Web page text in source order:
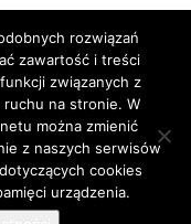
Kariera Regulamin
rozwiązań
zawartość i treści
związanych z
ruchu na stronie. W
można zmienić
z naszych serwisów
cookies
urządzenia.